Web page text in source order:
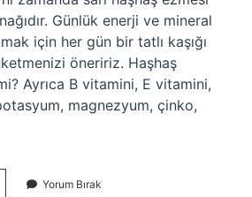
Günlük enerji ve mineral
için her gün bir tatlı kaşığı
öneririz. Haşhaş
Ayrıca B vitamini, E vitamini,
magnezyum, çinko,
Yorum Bırak